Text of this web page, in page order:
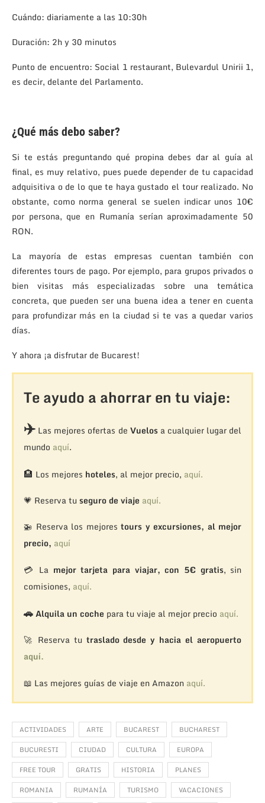
Cuándo: diariamente a las 10:30h
Duración: 2h y 30 minutos
Punto de encuentro: Social 1 restaurant, Bulevardul Unirii 1,
es decir, delante del Parlamento.
¿Qué más debo saber?
Si te estás preguntando qué propina debes dar al guía al
final, es muy relativo, pues puede depender de tu capacidad
adquisitiva o de lo que te haya gustado el tour realizado. No
obstante, como norma general se suelen indicar unos 10€
por persona, que en Rumanía serían aproximadamente 50
RON.
La mayoría de estas empresas cuentan también con
diferentes tours de pago. Por ejemplo, para grupos privados o
bien visitas más especializadas sobre una temática
concreta, que pueden ser una buena idea a tener en cuenta
para profundizar más en la ciudad si te vas a quedar varios
días.
Y ahora ¡a disfrutar de Bucarest!
Te ayudo a ahorrar en tu viaje:
✈️Las mejores ofertas de Vuelosa cualquier lugar del
mundo aquí.
🏨 Los mejores hoteles, al mejor precio, aquí.
💗 Reserva tu seguro de viaje aquí.
🚁 Reserva los mejorestours y excursiones, al mejor
precio, aquí
💳 La mejor tarjeta para viajar, con 5€ gratis, sin
comisiones, aquí.
🚗Alquila un coche para tu viaje al mejor precio aquí.
🚀 Reserva tu traslado desde y hacia el aeropuerto
aquí.
📖 Las mejores guías de viaje en Amazon aquí.
ACTIVIDADES ARTE BUCAREST
BUCHAREST
BUCURESTI
CIUDAD CULTURA
EUROPA
FREE TOUR
GRATIS HISTORIA
PLANES
ROMANIA
RUMANÍA TURISMO VACACIONES